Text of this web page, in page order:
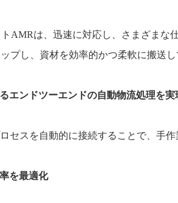
AMRは、迅速に対応し、さまざまな
プし、資材を効率的かつ柔軟に搬送
エンドツーエンドの自動物流処理を実
セスを自動的に接続することで、手
を最適化